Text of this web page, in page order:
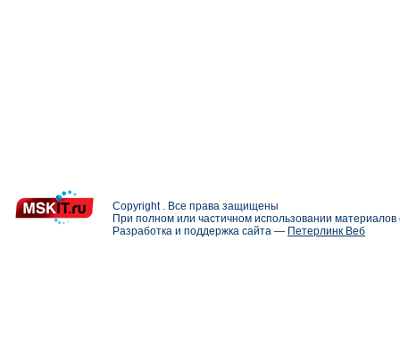
Copyright . Все права защищены
При полном или частичном использовании
Разработка и поддержка сайта — Петерлинк Веб